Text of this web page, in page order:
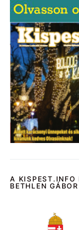
A KISPEST.INFO
BETHLEN